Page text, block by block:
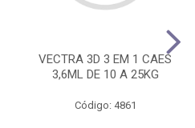
VECTRA 3D 3 EM 1 CAES
3,6ML DE 10 A 25KG
Código: 4861